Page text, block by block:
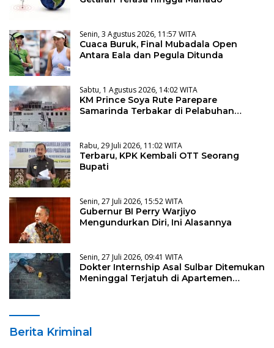
Senin, 3 Agustus 2026, 11:57 WITA
Cuaca Buruk, Final Mubadala Open
Antara Eala dan Pegula Ditunda
Sabtu, 1 Agustus 2026, 14:02 WITA
KM Prince Soya Rute Parepare
Samarinda Terbakar di Pelabuhan
Rabu, 29 Juli 2026, 11:02 WITA
Terbaru, KPK Kembali OTT Seorang
Bupati
Senin, 27 Juli 2026, 15:52 WITA
Gubernur BI Perry Warjiyo
Mengundurkan Diri, Ini Alasannya
Senin, 27 Juli 2026, 09:41 WITA
Dokter Internship Asal Sulbar Ditemukan
Meninggal Terjatuh di Apartemen
Berita Kriminal